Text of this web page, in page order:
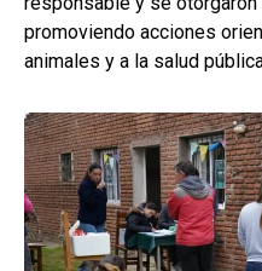
promoviendo acciones
animales y a la salud